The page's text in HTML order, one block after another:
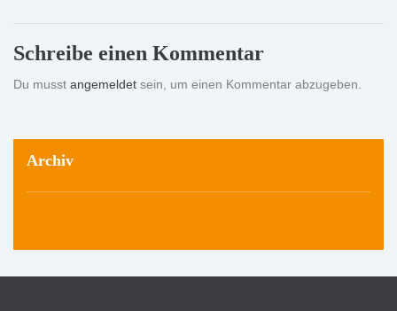
Schreibe einen Kommentar
Du musst angemeldet sein, um einen Kommentar abzugeben.
Archiv